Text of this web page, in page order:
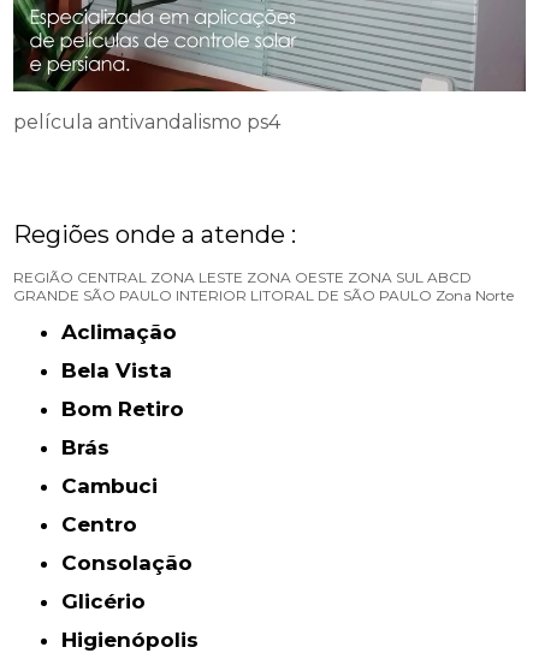
película antivandalismo ps4
Regiões onde a atende :
REGIÃO CENTRAL ZONA LESTE ZONA OESTE ZONA SUL ABCD
GRANDE SÃO PAULO INTERIOR LITORAL DE SÃO PAULO Zona Norte
Aclimação
Bela Vista
Bom Retiro
Brás
Cambuci
Centro
Consolação
Glicério
Higienópolis